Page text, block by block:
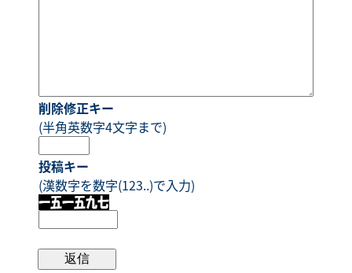
削除修正キー
(半角英数字4文字まで)
投稿キー
(漢数字を数字(123..)で入力)